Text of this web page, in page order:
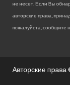
не несет. Если Вы
авторские права,
пожалуйста, сообщите
Авторские